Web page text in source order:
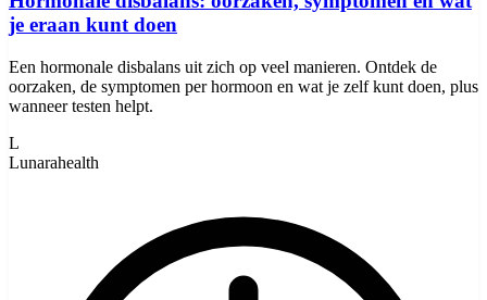
je eraan kunt doen
Een hormonale disbalans uit zich op veel manieren. Ontdek de
oorzaken, de symptomen per hormoon en wat je zelf kunt doen, plus
wanneer testen helpt.
L
Lunarahealth